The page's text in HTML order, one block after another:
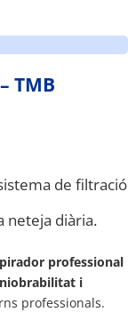
TMB
de filtració
neteja diària.
professional
i
professionals.